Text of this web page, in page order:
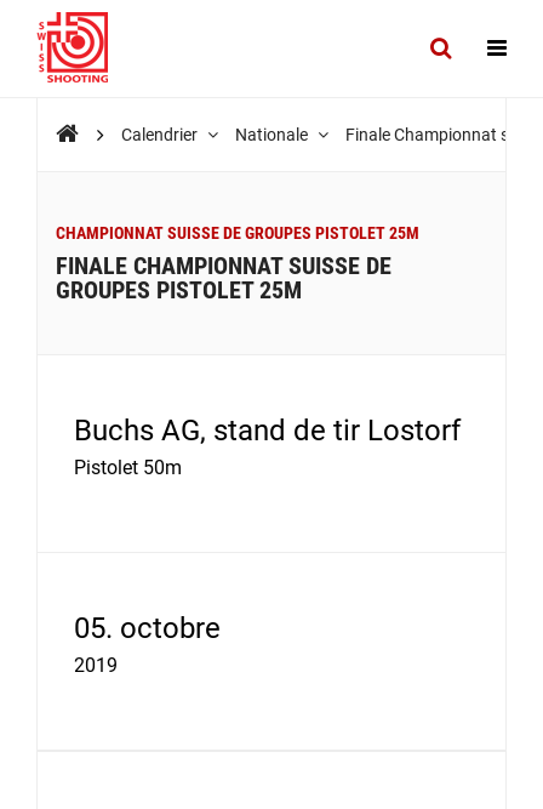
Calendrier Nationale Finale Championnat
CHAMPIONNAT SUISSE DE GROUPES PISTOLET 25M
FINALE CHAMPIONNAT SUISSE DE
GROUPES PISTOLET 25M
Buchs AG, stand de tir Lostorf
Pistolet 50m
05. octobre
2019